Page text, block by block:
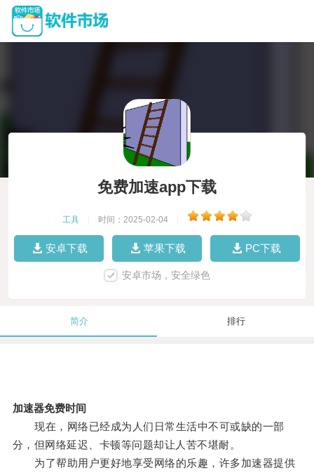
免费加速app下载
工具 时间：2025-02-04
安卓下载 苹果下载 PC下载
安卓市场，安全绿色
简介 排行
加速器免费时间
现在，网络已经成为人们日常生活中不可或缺的一部
分，但网络延迟、卡顿等问题却让人苦不堪耐。
为了帮助用户更好地享受网络的乐趣，许多加速器提供